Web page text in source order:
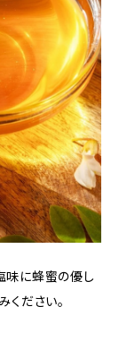
味に蜂蜜の優し
ください。